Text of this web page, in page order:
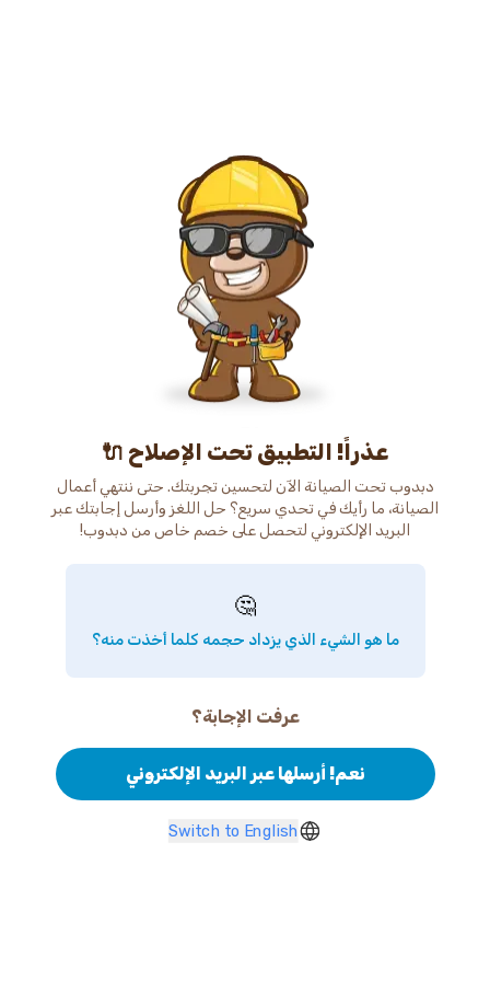
عذراً! التطبيق تحت الإصلاح 🔌
دبدوب تحت الصيانة الآن لتحسين تجربتك. حتى ننتهي أعمال
الصيانة، ما رأيك في تحدي سريع؟ حل اللغز وأرسل إجابتك عبر
البريد الإلكتروني لتحصل على خصم خاص من دبدوب!
🤔
ما هو الشيء الذي يزداد حجمه كلما أخذت منه؟
عرفت الإجابة؟
نعم! أرسلها عبر البريد الإلكتروني
Switch to English